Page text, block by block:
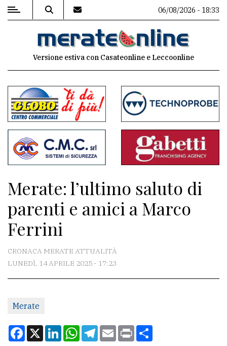
MENU
commenti
Contenuti
del
sito
Associazioni
Meteo
CONTATTI
Scrivici
Per
la
06/08/2026 - 18:33
Versione estiva con Casateonline e Leccoonline
Merate: l’ultimo saluto di
parenti e amici a Marco
Ferrini
CRONACA MERATE ATTUALITÀ
LUNEDÌ, 14 APRILE 2025 - 17:23
Merate
Facebook
X LinkedInWhatsApp
Telegram
EmailPrint